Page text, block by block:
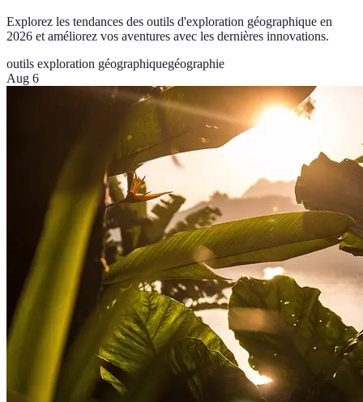
Explorez les tendances des outils d'exploration géographique en
2026 et améliorez vos aventures avec les dernières innovations.
outils exploration géographiquegéographie
Aug 6